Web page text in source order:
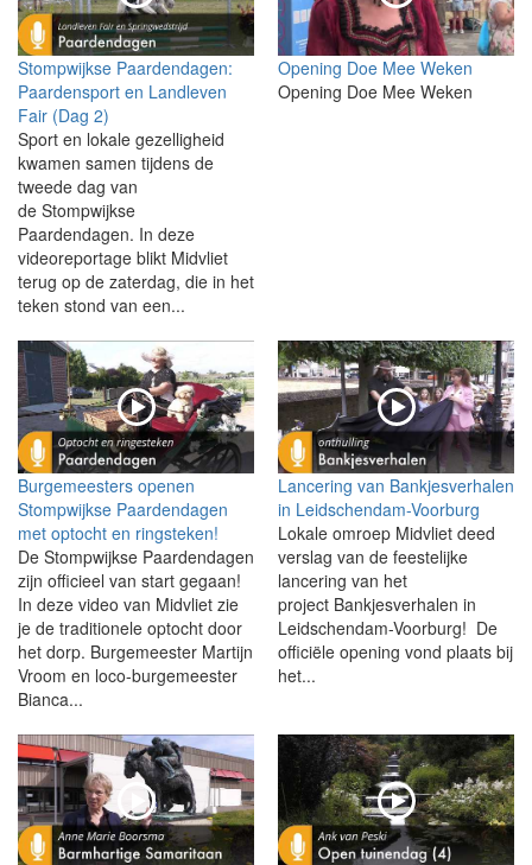
Stompwijkse Paardendagen:
Paardensport en Landleven
Fair (Dag 2)
Sport en lokale gezelligheid
kwamen samen tijdens de
tweede dag van
de Stompwijkse
Paardendagen. In deze
videoreportage blikt Midvliet
terug op de zaterdag, die in het
teken stond van een...
Opening Doe Mee Weken
Opening Doe Mee Weken
Burgemeesters openen
Stompwijkse Paardendagen
met optocht en ringsteken!
De Stompwijkse Paardendagen
zijn officieel van start gegaan!
In deze video van Midvliet zie
je de traditionele optocht door
het dorp. Burgemeester Martijn
Vroom en loco-burgemeester
Bianca...
Lancering van Bankjesverhalen
in Leidschendam-Voorburg
Lokale omroep Midvliet deed
verslag van de feestelijke
lancering van het
project Bankjesverhalen in
Leidschendam-Voorburg! De
officiële opening vond plaats bij
het...